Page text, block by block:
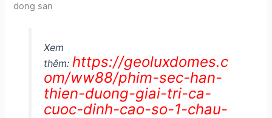
dong san
Xem
thêm: https://geoluxdomes.c
om/ww88/phim-sec-han-
thien-duong-giai-tri-ca-
cuoc-dinh-cao-so-1-chau-